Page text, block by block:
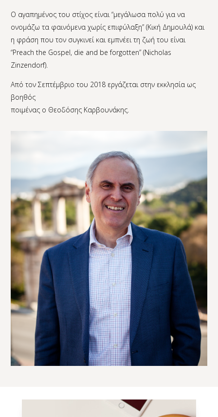
Ο αγαπημένος του στίχος είναι “μεγάλωσα πολύ για να
ονομάζω τα φαινόμενα χωρίς επιφύλαξη” (Κική Δημουλά) και
η φράση που τον συγκινεί και εμπνέει τη ζωή του είναι
“Preach the Gospel, die and be forgotten” (Nicholas
Zinzendorf).
Από τον Σεπτέμβριο του 2018 εργάζεται στην εκκλησία ως
βοηθός
ποιμένας ο Θεοδόσης Καρβουνάκης.